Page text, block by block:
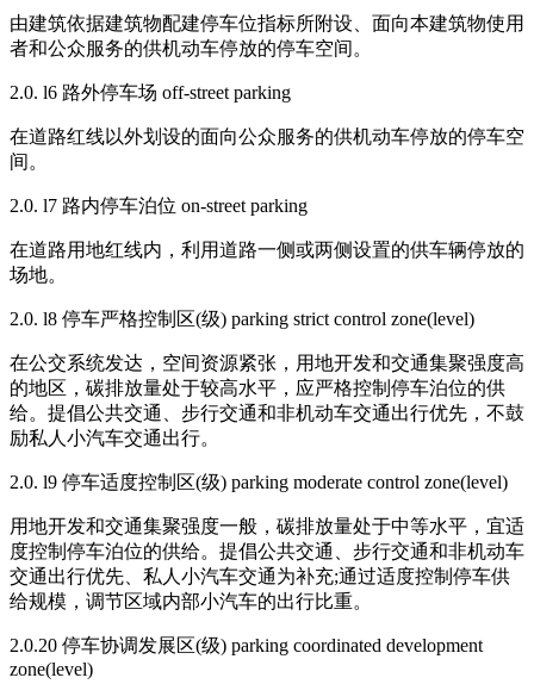
由建筑依据建筑物配建停车位指标所附设、面向本建筑物使用
者和公众服务的供机动车停放的停车空间。
2.0. l6 路外停车场 off-street parking
在道路红线以外划设的面向公众服务的供机动车停放的停车空
间。
2.0. l7 路内停车泊位 on-street parking
在道路用地红线内，利用道路一侧或两侧设置的供车辆停放的
场地。
2.0. l8 停车严格控制区(级) parking strict control zone(level)
在公交系统发达，空间资源紧张，用地开发和交通集聚强度高
的地区，碳排放量处于较高水平，应严格控制停车泊位的供
给。提倡公共交通、步行交通和非机动车交通出行优先，不鼓
励私人小汽车交通出行。
2.0. l9 停车适度控制区(级) parking moderate control zone(level)
用地开发和交通集聚强度一般，碳排放量处于中等水平，宜适
度控制停车泊位的供给。提倡公共交通、步行交通和非机动车
交通出行优先、私人小汽车交通为补充;通过适度控制停车供
给规模，调节区域内部小汽车的出行比重。
2.0.20 停车协调发展区(级) parking coordinated development
zone(level)